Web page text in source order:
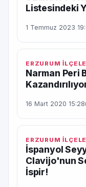
Listesindeki
1 Temmuz 2023
ERZURUM
Narman Peri
16 Mart 2020 15:28
ERZURUM
İspanyol
Clavijo'nun
İspir!